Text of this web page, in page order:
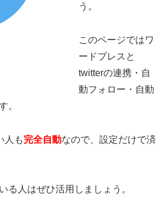
う。
このページではワ
ードプレスと
twitterの連携・自
動フォロー・自動
。
人も完全自動なので、設定だけで済
る人はぜひ活用しましょう。